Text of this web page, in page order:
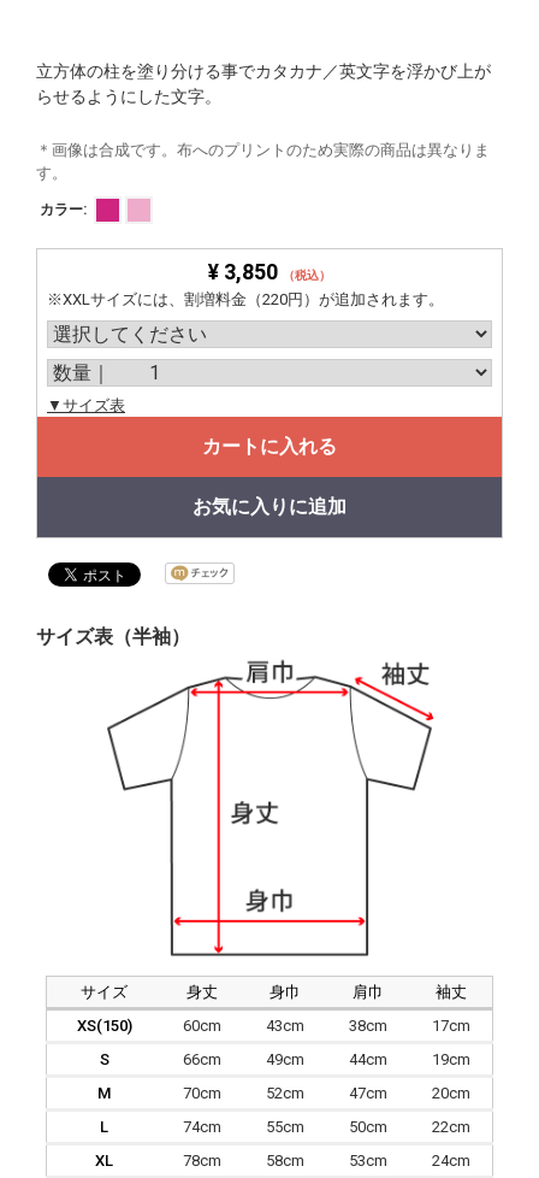
立方体の柱を塗り分ける事でカタカナ／英文字を浮かび上が
らせるようにした文字。
＊画像は合成です。布へのプリントのため実際の商品は異なりま
す。
カラー:
¥ 3,850 （税込）
※XXLサイズには、割増料金（220円）が追加されます。
▼サイズ表
カートに入れる
お気に入りに追加
サイズ表（半袖）
サイズ 身丈 身巾 肩巾
袖丈
XS(150)
60cm 43cm 38cm
17cm
S
66cm 49cm 44cm
19cm
M
70cm 52cm 47cm
20cm
L
74cm 55cm 50cm
22cm
XL
78cm 58cm 53cm
24cm